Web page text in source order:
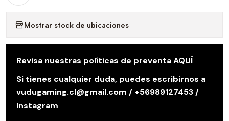
Mostrar stock de ubicaciones
Revisa nuestras políticas de preventaAQUÍ
Si tienes cualquier duda, puedes escribirnos a
vudugaming.cl@gmail.com / +56989127453 /
Instagram